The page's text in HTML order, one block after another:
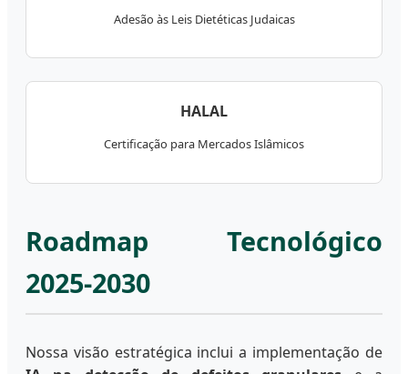
Adesão às Leis Dietéticas Judaicas
HALAL
Certificação para Mercados Islâmicos
Roadmap Tecnológico
2025-2030
Nossa visão estratégica inclui a implementação de